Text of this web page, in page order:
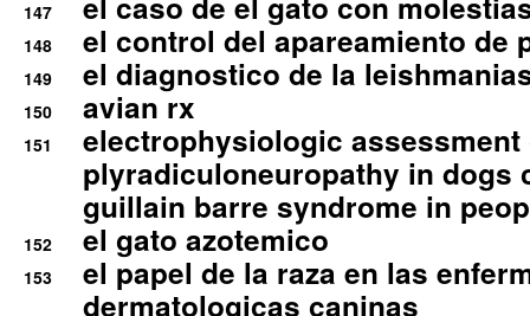
147
148 el control del apareamiento de
149 el diagnostico de la
150 avian rx
151
electrophysiologic assessment
plyradiculoneuropathy in dogs
guillain barre syndrome in
152 el gato azotemico
153
el papel de la raza en las
dermatologicas caninas